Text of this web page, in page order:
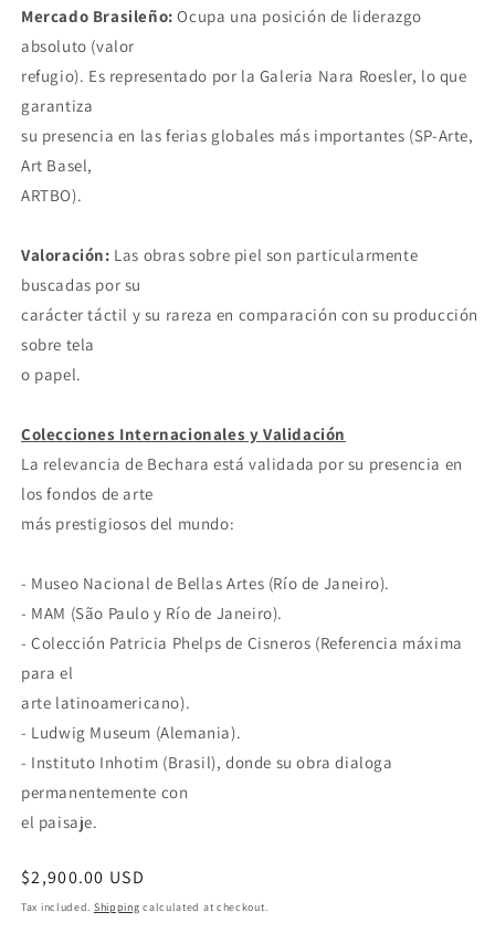
Mercado Brasileño: Ocupa una posición de liderazgo
absoluto (valor
refugio). Es representado por la Galeria Nara Roesler, lo que
garantiza
su presencia en las ferias globales más importantes (SP-Arte,
Art Basel,
ARTBO).
Valoración: Las obras sobre piel son particularmente
buscadas por su
carácter táctil y su rareza en comparación con su producción
sobre tela
o papel.
Colecciones Internacionales y Validación
La relevancia de Bechara está validada por su presencia en
los fondos de arte
más prestigiosos del mundo:
- Museo Nacional de Bellas Artes (Río de Janeiro).
- MAM (São Paulo y Río de Janeiro).
- Colección Patricia Phelps de Cisneros (Referencia máxima
para el
arte latinoamericano).
- Ludwig Museum (Alemania).
- Instituto Inhotim (Brasil), donde su obra dialoga
permanentemente con
el paisaje.
Regular
price
$2,900.00 USD
Tax included. Shipping calculated at checkout.